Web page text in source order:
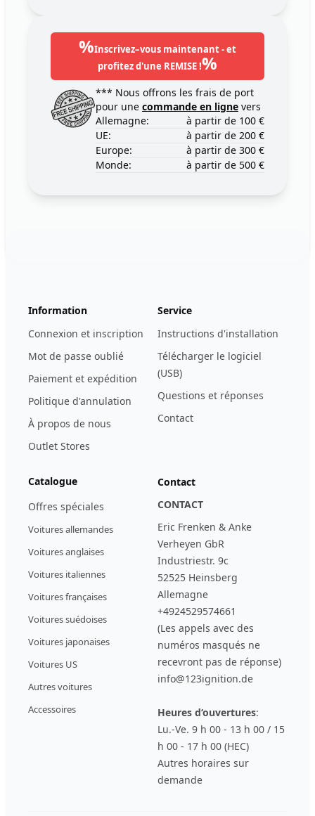
%Inscrivez–vous maintenant - et
profitez d'une REMISE !%
*** Nous offrons les frais de port
pour une commande en ligne vers
Allemagne:
à partir de 100 €
UE:
à partir de 200 €
Europe:
à partir de 300 €
Monde:
à partir de 500 €
Information
Connexion et inscription
Mot de passe oublié
Paiement et expédition
Politique d'annulation
À propos de nous
Outlet Stores
Service
Instructions d'installation
Télécharger le logiciel
(USB)
Questions et réponses
Contact
Catalogue
Offres spéciales
Voitures allemandes
Voitures anglaises
Voitures italiennes
Voitures françaises
Voitures suédoises
Voitures japonaises
Voitures US
Autres voitures
Accessoires
Contact
CONTACT
Eric Frenken & Anke
Verheyen GbR
Industriestr. 9c
52525 Heinsberg
Allemagne
+4924529574661
(Les appels avec des
numéros masqués ne
recevront pas de réponse)
info@123ignition.de
Heures d‘ouvertures:
Lu.-Ve. 9 h 00 - 13 h 00 / 15
h 00 - 17 h 00 (HEC)
Autres horaires sur
demande